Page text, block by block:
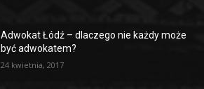
Adwokat Łódź – dlaczego nie każdy może
być adwokatem?
24 kwietnia, 2017